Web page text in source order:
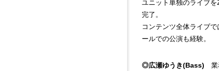
ユニット単独のライブ
完了。
コンテンツ全体ライブ
ールでの公演も経験。
◎広瀬ゆうき(Bass) 業